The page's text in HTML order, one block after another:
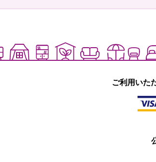
ご利用いた